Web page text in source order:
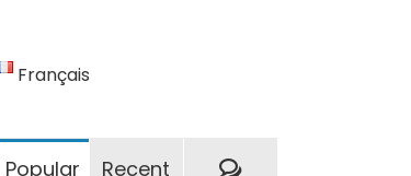
Français
Popular Recent Commentaires